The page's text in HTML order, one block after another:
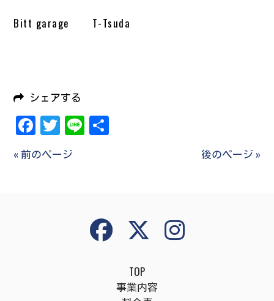
Bitt garage T-Tsuda
シェアする
Facebook
Twitter
Line
« 前のページ 後のページ »
TOP
事業内容